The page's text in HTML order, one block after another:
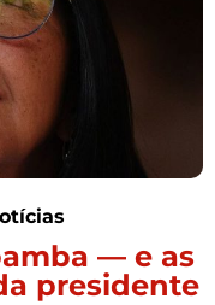
— e as
presidente